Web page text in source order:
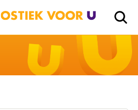
Nieuws Jaarverslag